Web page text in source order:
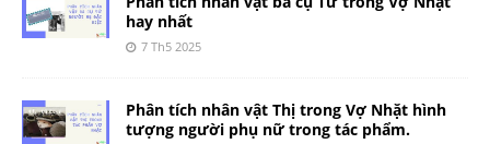
hay nhất
7 Th5 2025
Phân tích nhân vật Thị trong Vợ Nhặt hình
tượng người phụ nữ trong tác phẩm.